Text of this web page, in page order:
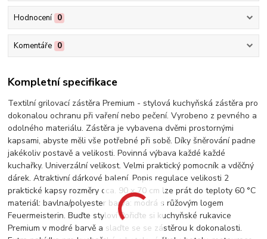
Hodnocení 0
Komentáře 0
Kompletní specifikace
Textilní grilovací zástěra Premium - stylová kuchyňská zástěra pro
dokonalou ochranu při vaření nebo pečení. Vyrobeno z pevného a
odolného materiálu. Zástěra je vybavena dvěmi prostornými
kapsami, abyste měli vše potřebné při sobě. Díky šněrování padne
jakékoliv postavě a velikosti. Povinná výbava každé každé
kuchařky. Univerzální velikost. Velmi praktický pomocník a vděčný
dárek. Atraktivní dárkové balení. Popis regulace velikosti 2
praktické kapsy rozměry cca. 90 x 70 cm lze prát do teploty 60 °C
materiál: bavlna/polyester barva: modrá s růžovým logem
Feuermeisterin. Buďte styloví Pořiďte si kuchyňské rukavice
Premium v modré barvě a slaďte se se zástěrou k dokonalosti.